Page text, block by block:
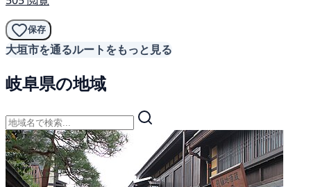
保存
大垣市を通るルートをもっと見る
岐阜県の地域